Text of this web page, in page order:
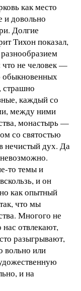
как место
и довольно
Долгие
Тихон показал,
разнообразием
что не человек —
обыкновенных
страшно
каждый со
между ними
монастырь —
со святостью
нечистый дух. Да
то темы и
и он
как опытный
что мы
Многого не
отвлекают,
разыгрывают,
вольно или
и на